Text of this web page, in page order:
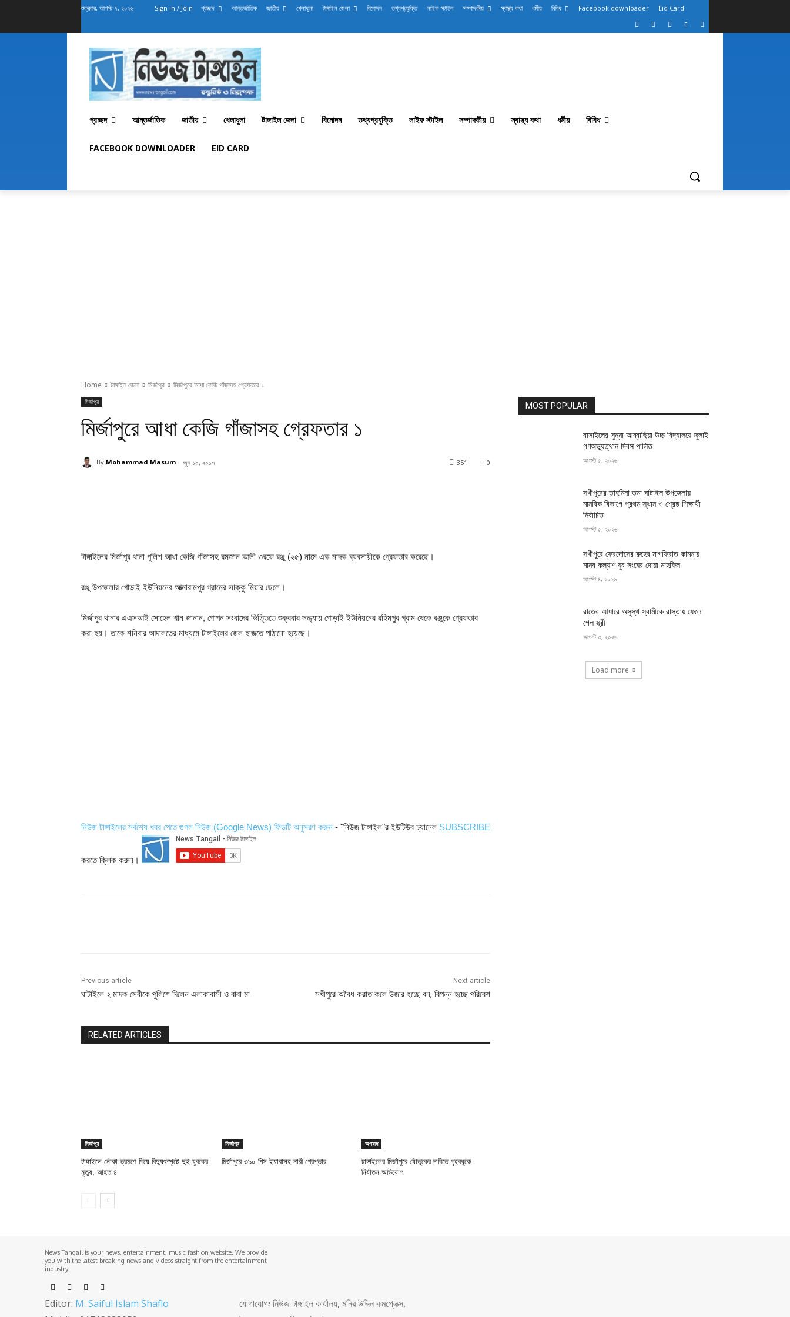
শুক্রবার, আগস্ট ৭, ২০২৬ Sign in / Join প্রচ্ছদ আন্তর্জাতিক জাতীয় খেলাধুলা টাঙ্গাইল জেলা বিনোদন তথ্যপ্রযুক্তি লাইফ স্টাইল সম্পাদকীয় স্বাস্থ্য কথা ধর্মীয় বিবিধ Facebook downloader Eid Card
প্রচ্ছদ আন্তর্জাতিক জাতীয় খেলাধুলা টাঙ্গাইল জেলা বিনোদন তথ্যপ্রযুক্তি লাইফ স্টাইল সম্পাদকীয় স্বাস্থ্য কথা ধর্মীয় বিবিধ
FACEBOOK DOWNLOADER EID CARD
Home টাঙ্গাইল জেলা মির্জাপুর মির্জাপুরে আধা কেজি গাঁজাসহ গ্রেফতার ১
মির্জাপুর
মির্জাপুরে আধা কেজি গাঁজাসহ গ্রেফতার ১
By Mohammad Masum জুন ১০, ২০১৭ 0
351
টাঙ্গাইলের মির্জাপুর থানা পুলিশ আধা কেজি গাঁজাসহ রমজান আলী ওরফে রঞ্জু (২৫) নামে এক মাদক ব্যবসায়ীকে গ্রেফতার করেছে।
রঞ্জু উপজেলার গোড়াই ইউনিয়নের আত্মারামপুর গ্রামের সাক্কু মিয়ার ছেলে।
মির্জাপুর থানার এএসআই সোহেল খান জানান, গোপন সংবাদের ভিত্তিতে শুক্রবার সন্ধ্যায় গোড়াই ইউনিয়নের রহিমপুর গ্রাম থেকে রঞ্জুকে গ্রেফতার
করা হয়। তাকে শনিবার আদালতের মাধ্যমে টাঙ্গাইলের জেল হাজতে পাঠানো হয়েছে।
নিউজ টাঙ্গাইলের সর্বশেষ খবর পেতে গুগল নিউজ (Google News) ফিডটি অনুসরণ করুন - "নিউজ টাঙ্গাইল"র ইউটিউব চ্যানেল SUBSCRIBE
করতে ক্লিক করুন।
Previous article
ঘাটাইলে ২ মাদক সেবীকে পুলিশে দিলেন এলাকাবাসী ও বাবা মা
Next article
সখীপুরে অবৈধ করাত কলে উজার হচ্ছে বন, বিপন্ন হচ্ছে পরিবেশ
RELATED ARTICLES
মির্জাপুর
টাঙ্গাইলে নৌকা ভ্রমণে গিয়ে বিদ্যুৎস্পৃষ্টে দুই যুবকের
মৃত্যু, আহত ৪
মির্জাপুর
মির্জাপুরে ৩৯০ পিস ইয়াবাসহ নারী গ্রেপ্তার
অপরাধ
টাঙ্গাইলের মির্জাপুরে যৌতুকের দাবিতে গৃহবধূকে
নির্যাতন অভিযোগ
MOST POPULAR
বাসাইলের সুন্না আব্বাছিয়া উচ্চ বিদ্যালয়ে জুলাই
গণঅভ্যুত্থান দিবস পালিত
আগস্ট ৫, ২০২৬
সখীপুরের তাহমিনা তমা ঘাটাইল উপজেলায়
মানবিক বিভাগে প্রথম স্থান ও শ্রেষ্ঠ শিক্ষার্থী
নির্বাচিত
আগস্ট ৫, ২০২৬
সখীপুরে ফেরদৌসের রুহের মাগফিরাত কামনায়
মানব কল্যাণ যুব সংঘের দোয়া মাহফিল
আগস্ট ৪, ২০২৬
রাতের আধারে অসুস্থ স্বামীকে রাস্তায় ফেলে
গেল স্ত্রী
আগস্ট ৩, ২০২৬
Load more
News Tangail is your news, entertainment, music fashion website. We provide
you with the latest breaking news and videos straight from the entertainment
industry.
Editor: M. Saiful Islam Shaflo
যোগাযোগঃ নিউজ টাঙ্গাইল কার্যালয়, মনির উদ্দিন কমপ্লেক্স,